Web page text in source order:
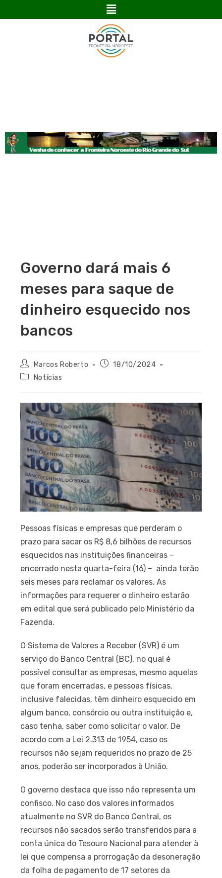
Governo dará mais 6
meses para saque de
dinheiro esquecido nos
bancos
Marcos Roberto
18/10/2024
Notícias
Pessoas físicas e empresas que perderam o
prazo para sacar os R$ 8,6 bilhões de recursos
esquecidos nas instituições financeiras –
encerrado nesta quarta-feira (16) – ainda terão
seis meses para reclamar os valores. As
informações para requerer o dinheiro estarão
em edital que será publicado pelo Ministério da
Fazenda.
O Sistema de Valores a Receber (SVR) é um
serviço do Banco Central (BC), no qual é
possível consultar as empresas, mesmo aquelas
que foram encerradas, e pessoas físicas,
inclusive falecidas, têm dinheiro esquecido em
algum banco, consórcio ou outra instituição e,
caso tenha, saber como solicitar o valor. De
acordo com a Lei 2.313 de 1954, caso os
recursos não sejam requeridos no prazo de 25
anos, poderão ser incorporados à União.
O governo destaca que isso não representa um
confisco. No caso dos valores informados
atualmente no SVR do Banco Central, os
recursos não sacados serão transferidos para a
conta única do Tesouro Nacional para atender à
lei que compensa a prorrogação da desoneração
da folha de pagamento de 17 setores da